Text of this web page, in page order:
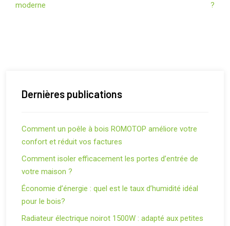
moderne
?
Dernières publications
Comment un poêle à bois ROMOTOP améliore votre
confort et réduit vos factures
Comment isoler efficacement les portes d’entrée de
votre maison ?
Économie d’énergie : quel est le taux d’humidité idéal
pour le bois?
Radiateur électrique noirot 1500W : adapté aux petites